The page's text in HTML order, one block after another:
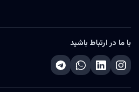
با ما در ارتباط باشید